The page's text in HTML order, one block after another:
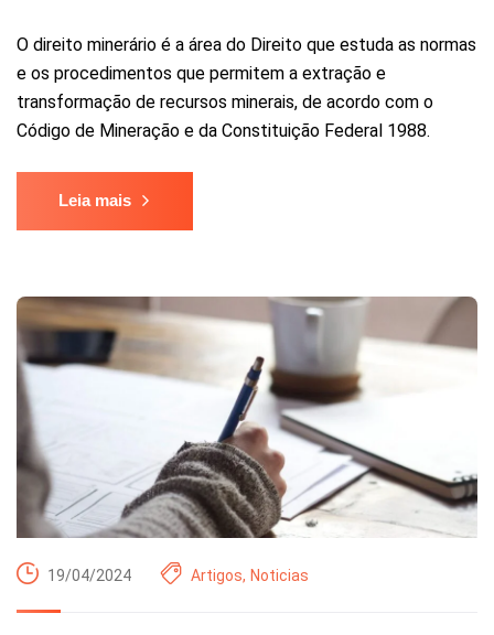
O direito minerário é a área do Direito que estuda as normas
e os procedimentos que permitem a extração e
transformação de recursos minerais, de acordo com o
Código de Mineração e da Constituição Federal 1988.
Leia mais
19/04/2024 Artigos, Noticias